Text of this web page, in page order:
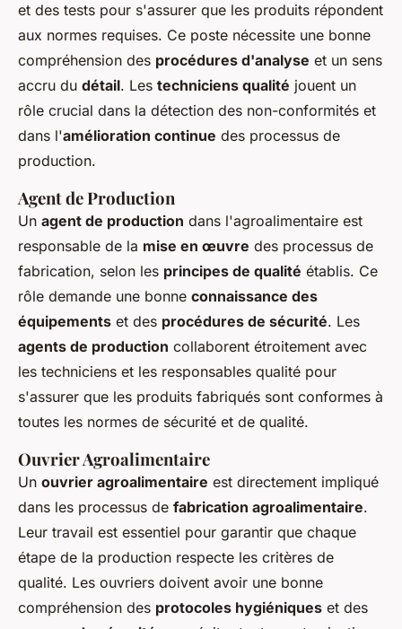
et des tests pour s'assurer que les produits répondent
aux normes requises. Ce poste nécessite une bonne
compréhension des procédures d'analyse et un sens
accru du détail. Les techniciens qualité jouent un
rôle crucial dans la détection des non-conformités et
dans l'amélioration continue des processus de
production.
Agent de Production
Un agent de production dans l'agroalimentaire est
responsable de la mise en œuvre des processus de
fabrication, selon les principes de qualité établis. Ce
rôle demande une bonne connaissance des
équipements et des procédures de sécurité. Les
agents de production collaborent étroitement avec
les techniciens et les responsables qualité pour
s'assurer que les produits fabriqués sont conformes à
toutes les normes de sécurité et de qualité.
Ouvrier Agroalimentaire
Un ouvrier agroalimentaire est directement impliqué
dans les processus de fabrication agroalimentaire.
Leur travail est essentiel pour garantir que chaque
étape de la production respecte les critères de
qualité. Les ouvriers doivent avoir une bonne
compréhension des protocoles hygiéniques et des